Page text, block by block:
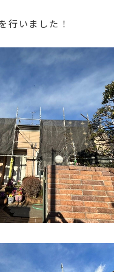
行いました！